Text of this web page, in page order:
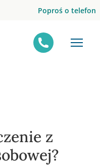
Poproś o telefon
z